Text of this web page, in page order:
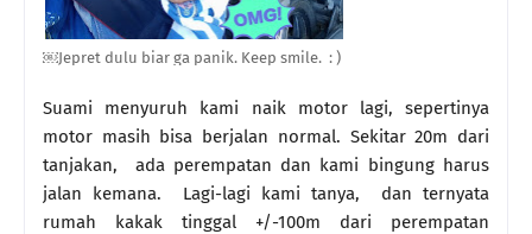
￼Jepret dulu biar ga panik. Keep smile. : )
Suami menyuruh kami naik motor lagi, sepertinya
motor masih bisa berjalan normal. Sekitar 20m dari
tanjakan, ada perempatan dan kami bingung harus
jalan kemana. Lagi-lagi kami tanya, dan ternyata
rumah kakak tinggal +/-100m dari perempatan